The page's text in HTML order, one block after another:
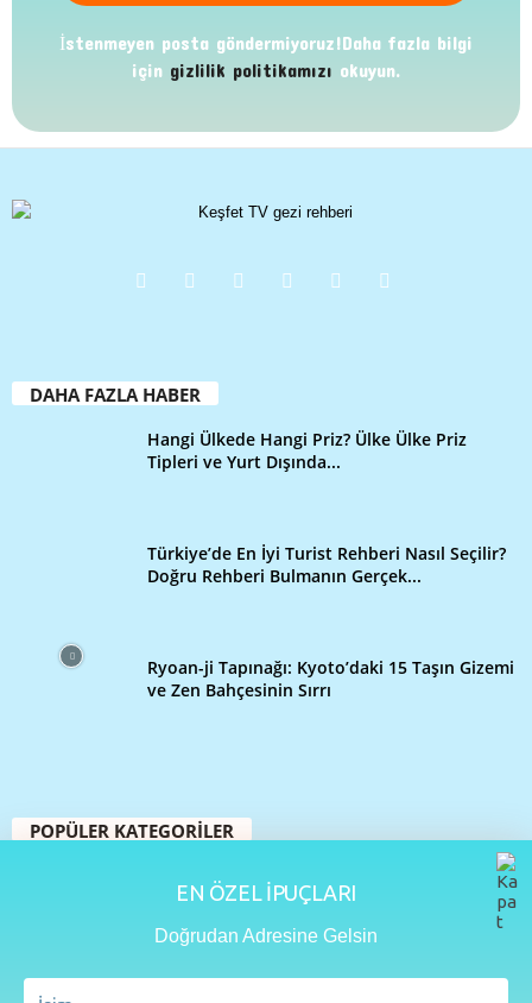
EN ÖZEL İPUÇLARI
Doğrudan Adresine Gelsin
İstenmeyen posta göndermiyoruz!Daha fazla bilgi
için gizlilik politikamızı okuyun.
DAHA FAZLA HABER
Hangi Ülkede Hangi Priz? Ülke Ülke Priz
Tipleri ve Yurt Dışında...
Türkiye’de En İyi Turist Rehberi Nasıl Seçilir?
Doğru Rehberi Bulmanın Gerçek...
Ryoan-ji Tapınağı: Kyoto’daki 15 Taşın Gizemi
ve Zen Bahçesinin Sırrı
POPÜLER KATEGORİLER
109
48
Seyahat İpuçları